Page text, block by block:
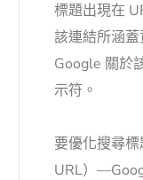
標題出現在
該連結所涵
Google 關於
示符。
要優化搜尋
URL）